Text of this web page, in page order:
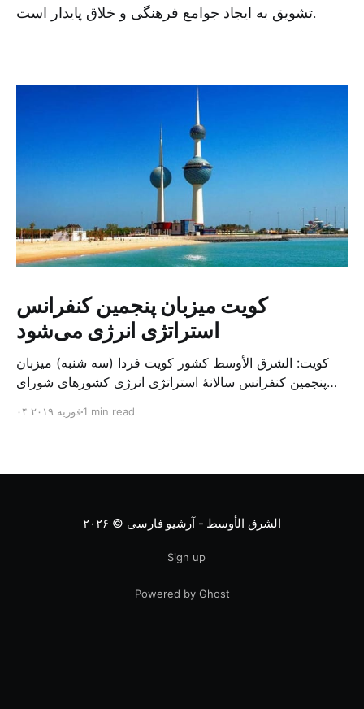
تشویق به ایجاد جوامع فرهنگی و خلاق پایدار است.
کویت میزبان پنجمین کنفرانس
استراتژی انرژی می‌شود
کویت: الشرق الأوسط کشور کویت فردا (سه شنبه) میزبان
پنجمین کنفرانس سالانهٔ استراتژی انرژی کشورهای شورای
متخصص از شرکت‌های جهانی نفت و گاز در این کنفرانس
۰۴ فوریه ۲۰۱۹1 min read
الشرق الأوسط - آرشیو فارسی © ۲۰۲۶
Sign up
Powered by Ghost